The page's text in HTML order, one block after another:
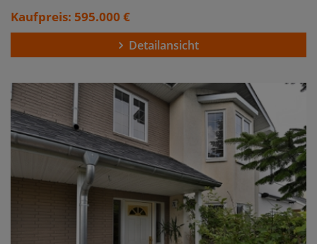
Kaufpreis: 595.000 €
Detailansicht